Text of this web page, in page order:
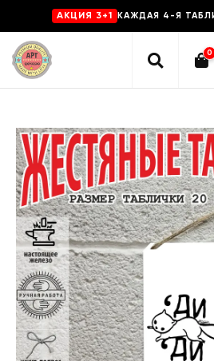
AKЦИЯ 3+1 КАЖДАЯ 4-Я
0